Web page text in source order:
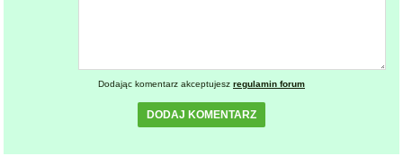
Dodając komentarz akceptujesz regulamin forum
DODAJ KOMENTARZ